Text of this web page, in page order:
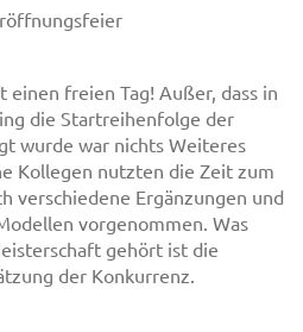
einen freien Tag! Außer, dass in
die Startreihenfolge der
wurde war nichts Weiteres
Kollegen nutzten die Zeit zum
verschiedene Ergänzungen und
vorgenommen. Was
gehört ist die
der Konkurrenz.